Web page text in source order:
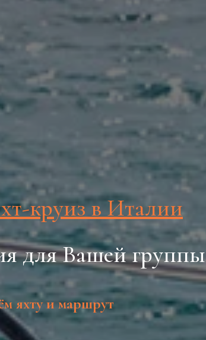
круиз в Италии
для Вашей группы
яхту и маршрут